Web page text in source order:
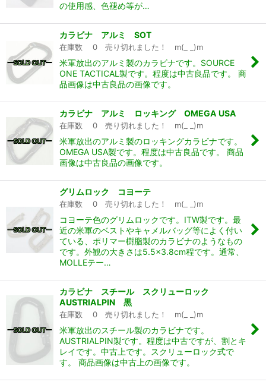
の使用感、色褪め等が…
カラビナ アルミ SOT
在庫数 0 売り切れました！ m(_ _)m
米軍放出のアルミ製のカラビナです。SOURCE
ONE TACTICAL製です。程度は中古良品です。 商
品画像は中古良品の画像です。
カラビナ アルミ ロッキング OMEGA USA
在庫数 0 売り切れました！ m(_ _)m
米軍放出のアルミ製のロッキングカラビナです。
OMEGA USA製です。程度は中古良品です。 商品
画像は中古良品の画像です。
グリムロック コヨーテ
在庫数 0 売り切れました！ m(_ _)m
コヨーテ色のグリムロックです。ITW製です。最
近の米軍のベストやキャメルバッグ等によく付い
ている、ポリマー樹脂製のカラビナのようなもの
です。外観の大きさは5.5×3.8cm程です。通常、
MOLLEテー…
カラビナ スチール スクリューロック
AUSTRIALPIN 黒
在庫数 0 売り切れました！ m(_ _)m
米軍放出のスチール製のカラビナです。
AUSTRIALPIN製です。程度は中古ですが、割とキ
レイです。中古上です。スクリューロック式で
す。 商品画像は中古上の画像です。